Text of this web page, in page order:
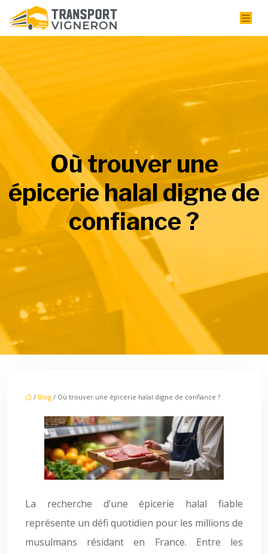
Où trouver une
épicerie halal digne de
confiance ?
/ Blog / Où trouver une épicerie halal digne de confiance ?
La recherche d’une épicerie halal fiable
représente un défi quotidien pour les millions de
musulmans résidant en France. Entre les